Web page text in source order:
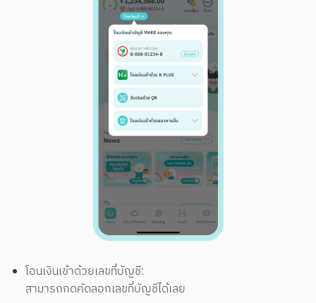
โอนเงินเข้าด้วยเลขที่บัญชี:
สามารถกดคัดลอกเลขที่บัญชีได้เลย